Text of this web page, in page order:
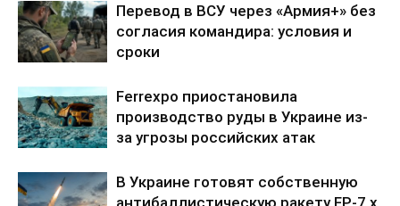
Перевод в ВСУ через «Армия+» без
согласия командира: условия и
сроки
Ferrexpo приостановила
производство руды в Украине из-
за угрозы российских атак
В Украине готовят собственную
антибаллистическую ракету FP-7.x